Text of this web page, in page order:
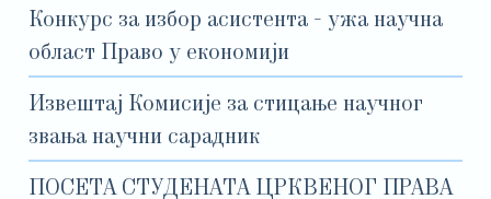
Конкурс за избор асистента - ужа научна
област Право у економији
Извештај Комисије за стицање научног
звања научни сарадник
ПОСЕТА СТУДЕНАТА ЦРКВЕНОГ ПРАВА